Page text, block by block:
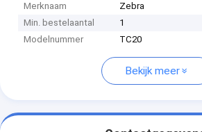
Merknaam
Zebra
Min. bestelaantal
1
Modelnummer
TC20
Bekijk meer